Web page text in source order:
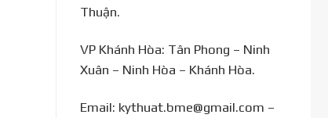
Thuận.
VP Khánh Hòa: Tân Phong – Ninh
Xuân – Ninh Hòa – Khánh Hòa.
Email: kythuat.bme@gmail.com –